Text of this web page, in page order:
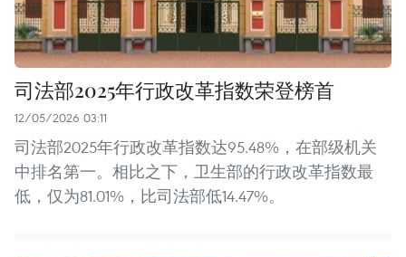
司法部2025年行政改革指数荣登榜首
12/05/2026 03:11
司法部2025年行政改革指数达95.48%，在部级机关
中排名第一。相比之下，卫生部的行政改革指数最
低，仅为81.01%，比司法部低14.47%。